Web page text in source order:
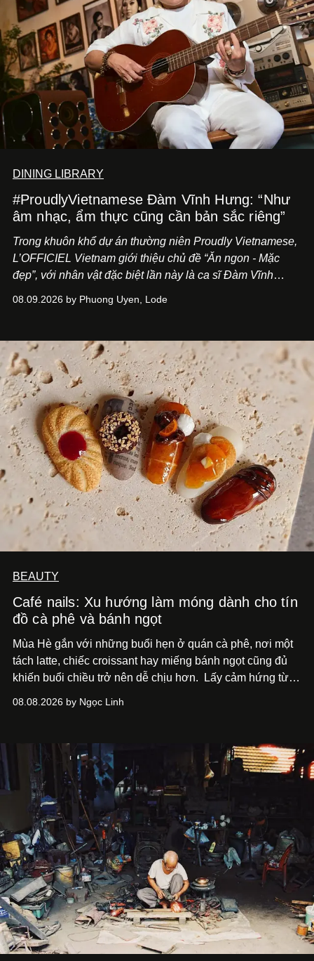
DINING LIBRARY
#ProudlyVietnamese Đàm Vĩnh Hưng: “Như
âm nhạc, ẩm thực cũng cần bản sắc riêng”
Trong khuôn khổ dự án thường niên Proudly Vietnamese,
L’OFFICIEL Vietnam giới thiệu chủ đề “Ăn ngon - Mặc
đẹp”, với nhân vật đặc biệt lần này là ca sĩ Đàm Vĩnh
Cà Phê Cà Pháo mang dấu ấn Indochine hoài niệm, thu
08.09.2026 by Phuong Uyen, Lode
BEAUTY
Café nails: Xu hướng làm móng dành cho tín
đồ cà phê và bánh ngọt
Mùa Hè gắn với những buổi hẹn ở quán cà phê, nơi một
tách latte, chiếc croissant hay miếng bánh ngọt cũng đủ
khiến buổi chiều trở nên dễ chịu hơn.
Lấy cảm hứng từ
sử dụng bảng màu nâu sữa, kem, trắng ngà cùng những
quán cà phê. Dưới đây là những mẫu nail được yêu thích
nhất của xu hướng này.
08.08.2026 by Ngọc Linh